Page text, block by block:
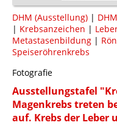
DHM (Ausstellung) |
| Krebsanzeichen |
Metastasenbildung |
Speiseröhrenkrebs
Fotografie
Ausstellungstafel
Magenkrebs treten
auf. Krebs der Leber